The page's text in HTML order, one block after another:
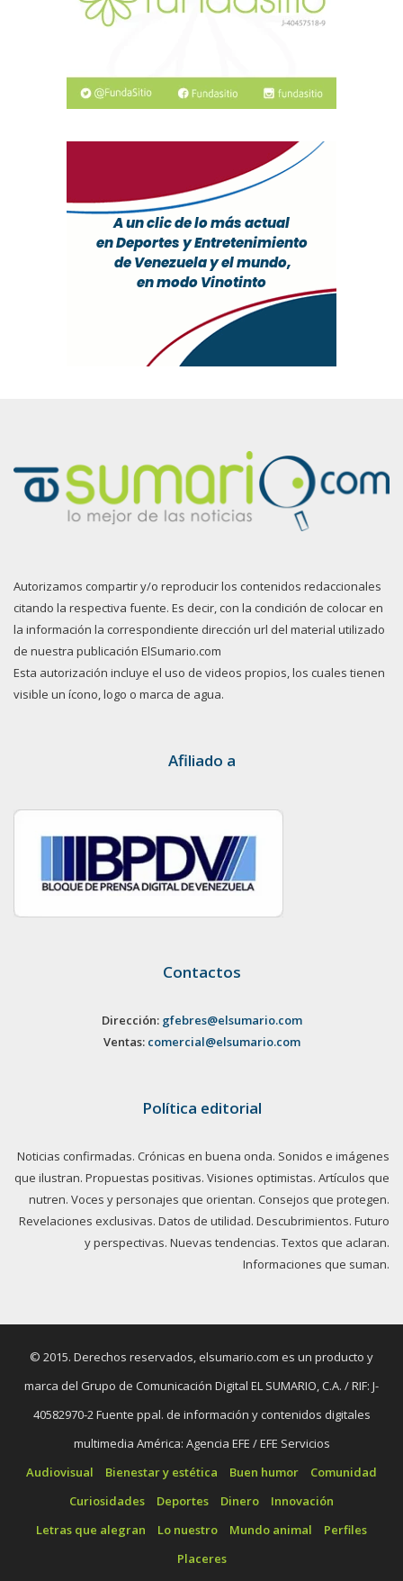
Autorizamos compartir y/o reproducir los contenidos redaccionales
citando la respectiva fuente. Es decir, con la condición de colocar en
la información la correspondiente dirección url del material utilizado
de nuestra publicación ElSumario.com
Esta autorización incluye el uso de videos propios, los cuales tienen
visible un ícono, logo o marca de agua.
Afiliado a
Contactos
Dirección: gfebres@elsumario.com
Ventas: comercial@elsumario.com
Política editorial
Noticias confirmadas. Crónicas en buena onda. Sonidos e imágenes
que ilustran. Propuestas positivas. Visiones optimistas. Artículos que
nutren. Voces y personajes que orientan. Consejos que protegen.
Revelaciones exclusivas. Datos de utilidad. Descubrimientos. Futuro
y perspectivas. Nuevas tendencias. Textos que aclaran.
Informaciones que suman.
© 2015. Derechos reservados, elsumario.com es un producto y
marca del Grupo de Comunicación Digital EL SUMARIO, C.A. / RIF: J-
40582970-2 Fuente ppal. de información y contenidos digitales
multimedia América: Agencia EFE / EFE Servicios
Audiovisual
Bienestar y estética Buen humor
Comunidad
Curiosidades
Deportes Dinero
Innovación
Letras que alegran
Lo nuestro Mundo animal
Perfiles
Placeres